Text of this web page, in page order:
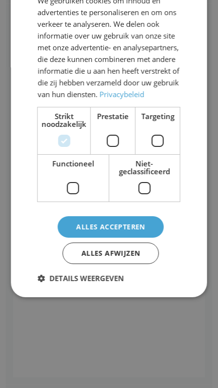
advertenties te personaliseren en om ons
verkeer te analyseren. We delen ook
informatie over uw gebruik van onze site
met onze advertentie- en analysepartners,
die deze kunnen combineren met andere
informatie die u aan hen heeft verstrekt of
die zij hebben verzameld door uw gebruik
van hun diensten. Privacybeleid
Strikt
noodzakelijk
Prestatie Targeting
Functioneel
Niet-
geclassificeerd
ALLES ACCEPTEREN
ALLES AFWIJZEN
DETAILS WEERGEVEN